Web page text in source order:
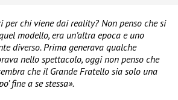
per chi viene dai reality? Non penso che si
modello, era un’altra epoca e uno
diverso. Prima generava qualche
nello spettacolo, oggi non penso che
che il Grande Fratello sia solo una
fine a se stessa».